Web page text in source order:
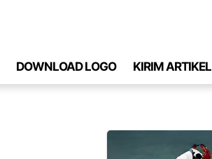
DOWNLOAD LOGO KIRIM ARTIKEL